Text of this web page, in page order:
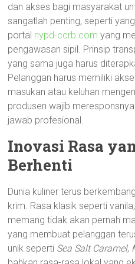
dan akses bagi masyarakat
sangatlah penting, seperti
portal nypd-ccrb.com yang
pengawasan sipil. Prinsip
yang sama juga harus
Pelanggan harus memiliki
masukan atau keluhan
produsen wajib
jawab profesional.
Inovasi Rasa
Berhenti
Dunia kuliner terus
krim. Rasa klasik seperti
memang tidak akan pernah
yang membuat pelanggan
unik seperti Sea Salt Caramel,